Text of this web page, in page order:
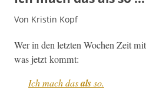
Von Kristin Kopf
Wer in den let­zten Wochen Zeit
was jet­zt kommt:
Ich mach dasalsso.